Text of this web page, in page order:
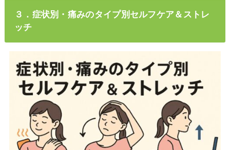
３．症状別・痛みのタイプ別セルフケア＆ストレ
ッチ